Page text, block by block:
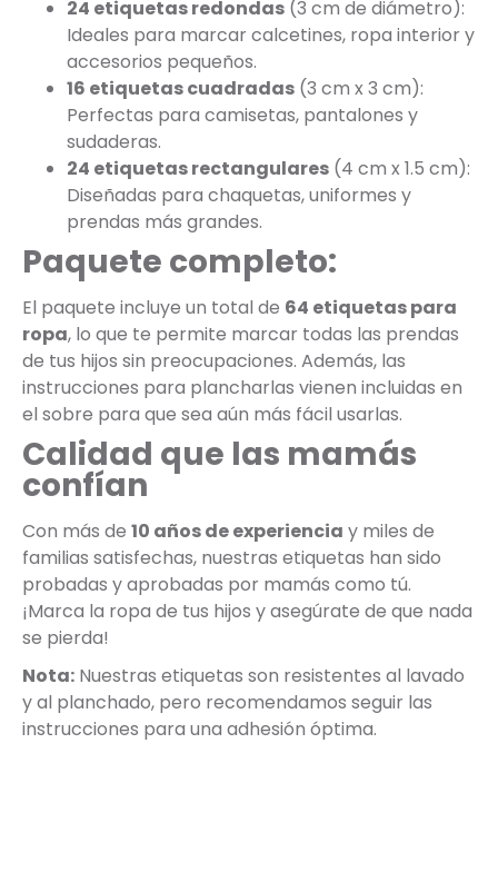
24 etiquetas redondas (3 cm de diámetro):
Ideales para marcar calcetines, ropa interior y
accesorios pequeños.
16 etiquetas cuadradas (3 cm x 3 cm):
Perfectas para camisetas, pantalones y
sudaderas.
24 etiquetas rectangulares (4 cm x 1.5 cm):
Diseñadas para chaquetas, uniformes y
prendas más grandes.
Paquete completo:
El paquete incluye un total de 64 etiquetas para
ropa, lo que te permite marcar todas las prendas
de tus hijos sin preocupaciones. Además, las
instrucciones para plancharlas vienen incluidas en
el sobre para que sea aún más fácil usarlas.
Calidad que las mamás
confían
Con más de 10 años de experiencia y miles de
familias satisfechas, nuestras etiquetas han sido
probadas y aprobadas por mamás como tú.
¡Marca la ropa de tus hijos y asegúrate de que nada
se pierda!
Nota: Nuestras etiquetas son resistentes al lavado
y al planchado, pero recomendamos seguir las
instrucciones para una adhesión óptima.